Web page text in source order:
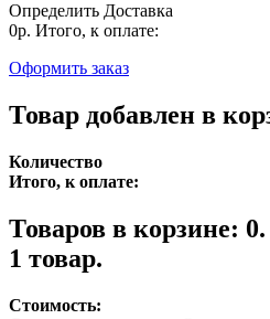
Определить Доставка
0р. Итого, к оплате:
Оформить заказ
Товар добавлен в
Количество
Итого, к оплате:
Товаров в корзине: 0.
1 товар.
Стоимость: